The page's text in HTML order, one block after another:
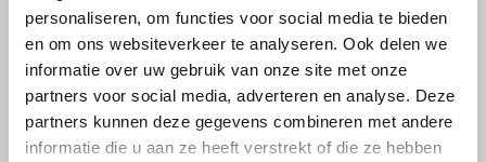
personaliseren, om functies voor social media te bieden
en om ons websiteverkeer te analyseren. Ook delen we
informatie over uw gebruik van onze site met onze
partners voor social media, adverteren en analyse. Deze
partners kunnen deze gegevens combineren met andere
informatie die u aan ze heeft verstrekt of die ze hebben